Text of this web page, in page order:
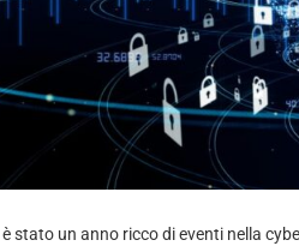
stato un anno ricco di eventi nella